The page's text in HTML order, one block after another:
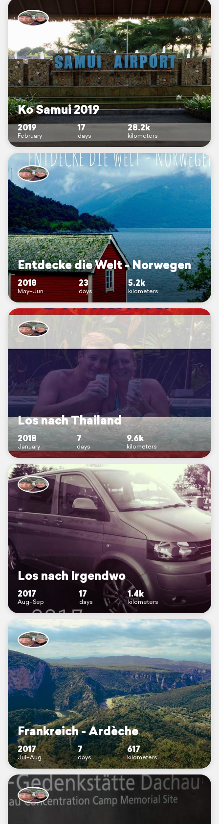
Ko Samui 2019
2019
February
17
days
28.2k
kilometers
Entdecke die Welt - Norwegen
2018
May–Jun
23
days
5.2k
kilometers
Los nach Thailand
2018
January
7
days
9.6k
kilometers
Los nach Irgendwo
2017
Aug–Sep
17
days
1.4k
kilometers
Frankreich - Ardèche
2017
Jul–Aug
7
days
617
kilometers